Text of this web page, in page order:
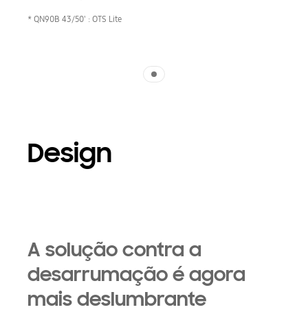
* QN90B 43/50' : OTS Lite
Design
A solução contra a
desarrumação é agora
mais deslumbrante